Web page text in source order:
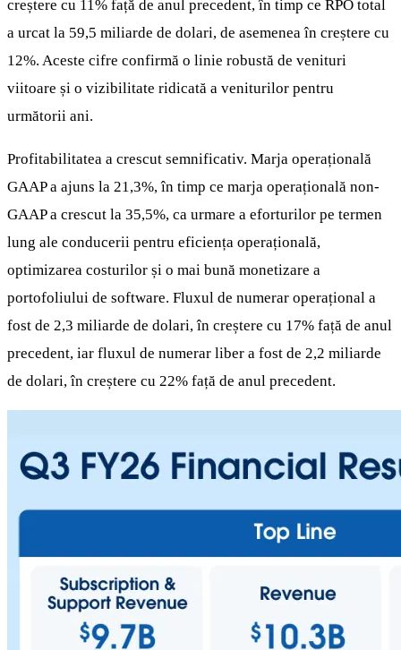
creștere cu 11% față de anul precedent, în timp ce RPO total
a urcat la 59,5 miliarde de dolari, de asemenea în creștere cu
12%. Aceste cifre confirmă o linie robustă de venituri
viitoare și o vizibilitate ridicată a veniturilor pentru
următorii ani.
Profitabilitatea a crescut semnificativ. Marja operațională
GAAP a ajuns la 21,3%, în timp ce marja operațională non-
GAAP a crescut la 35,5%, ca urmare a eforturilor pe termen
lung ale conducerii pentru eficiența operațională,
optimizarea costurilor și o mai bună monetizare a
portofoliului de software. Fluxul de numerar operațional a
fost de 2,3 miliarde de dolari, în creștere cu 17% față de anul
precedent, iar fluxul de numerar liber a fost de 2,2 miliarde
de dolari, în creștere cu 22% față de anul precedent.